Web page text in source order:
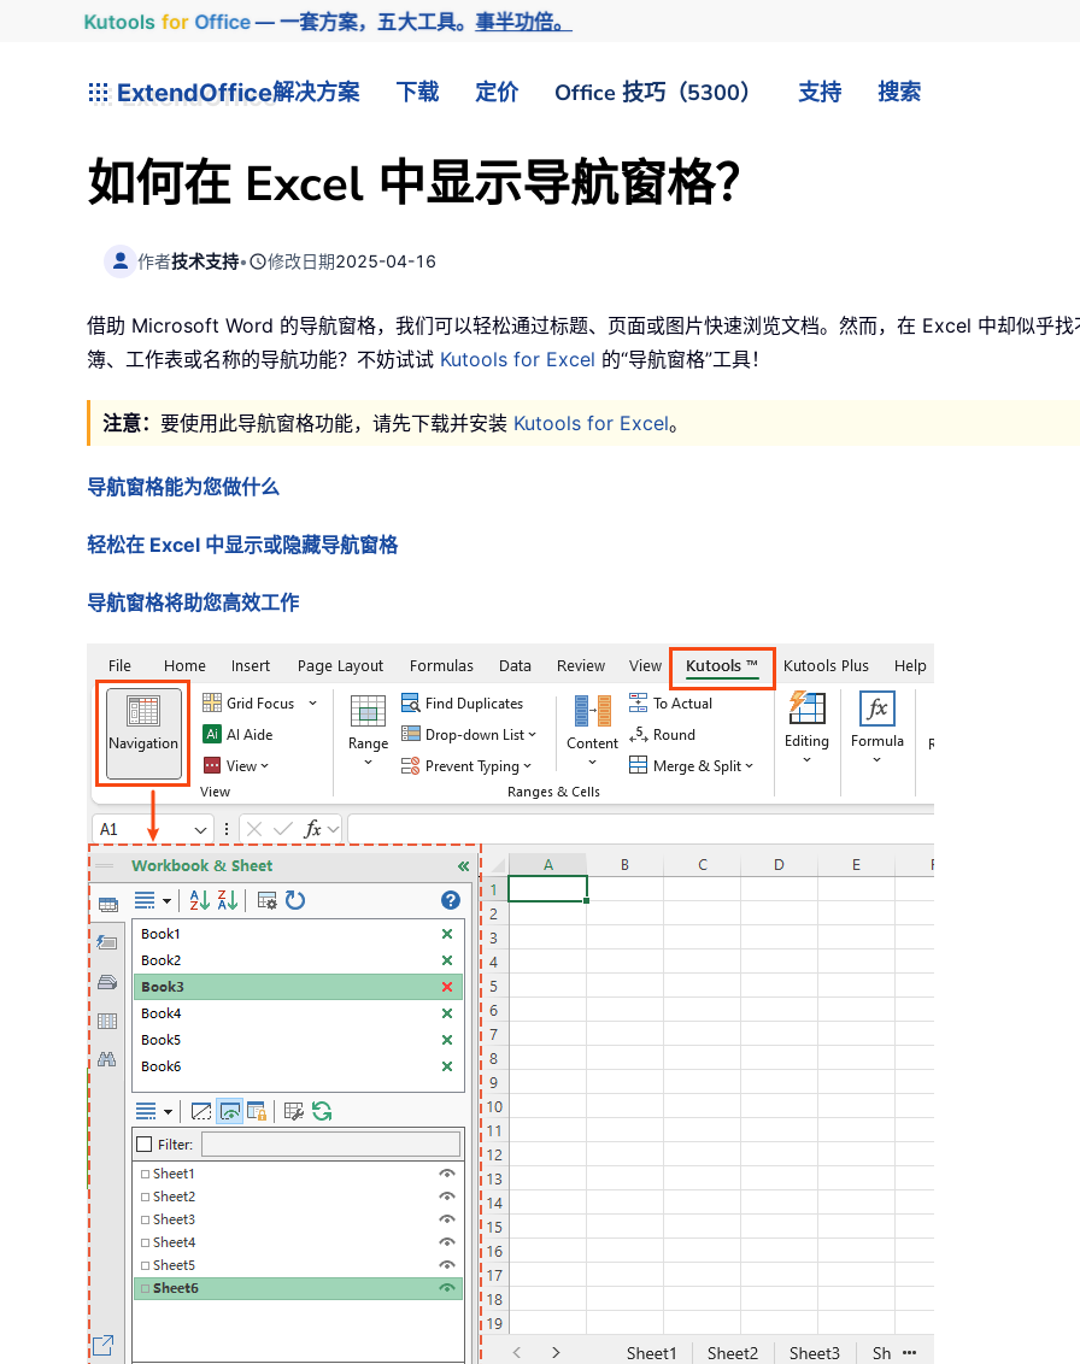
Kutools for Office— 一套方案，五大工具。事半功倍。
ExtendOffice解决方案 下载 定价 Office 技巧（5300） 支持 搜索
如何在 Excel 中显示导航窗格？
作者技术支持• 修改日期2025-04-16
借助 Microsoft Word 的导航窗格，我们可以轻松通过标题、页面或图片快速浏览文档。然而，在 Excel 中却似乎
簿、工作表或名称的导航功能？不妨试试 Kutools for Excel 的“导航窗格”工具！
注意： 要使用此导航窗格功能，请先下载并安装 Kutools for Excel。
导航窗格能为您做什么
轻松在 Excel 中显示或隐藏导航窗格
导航窗格将助您高效工作